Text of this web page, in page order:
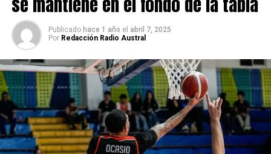
Publicado hace 1 año el abril 7, 2025
Por Redacción Radio Austral